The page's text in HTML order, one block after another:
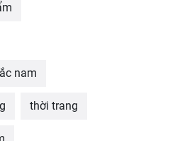
nam
thời trang